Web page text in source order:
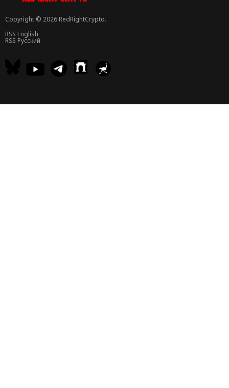
Copyright © 2026 RedRightCrypto.
RSS English
RSS Русский